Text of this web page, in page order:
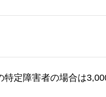
定障害者の場合は